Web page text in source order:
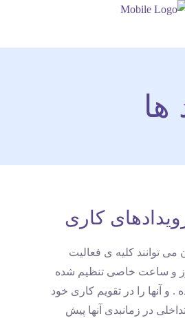
ها
کاری
می توانند کلیه ی فعالیت
و ساعت خاصی تنظیم شده
. و آنها را در تقویم کاری خود
در زمانبدی آنها پیش